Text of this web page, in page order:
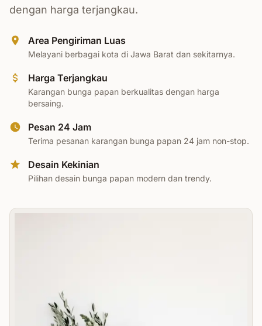
dengan harga terjangkau.
Area Pengiriman Luas
Melayani berbagai kota di Jawa Barat dan sekitarnya.
Harga Terjangkau
Karangan bunga papan berkualitas dengan harga
bersaing.
Pesan 24 Jam
Terima pesanan karangan bunga papan 24 jam non-stop.
Desain Kekinian
Pilihan desain bunga papan modern dan trendy.